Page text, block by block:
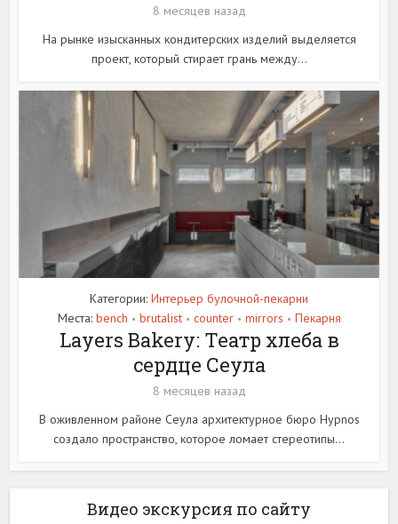
8 месяцев назад
На рынке изысканных кондитерских изделий выделяется
проект, который стирает грань между...
Категории: Интерьер булочной-пекарни
Места: bench • brutalist • counter • mirrors • Пекарня
Layers Bakery: Театр хлеба в
сердце Сеула
8 месяцев назад
В оживленном районе Сеула архитектурное бюро Hypnos
создало пространство, которое ломает стереотипы...
Видео экскурсия по сайту